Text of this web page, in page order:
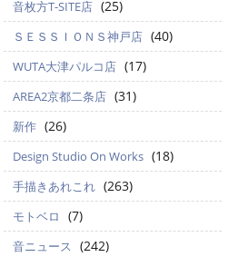
音枚方T-SITE店 (25)
ＳＥＳＳＩＯＮＳ神戸店 (40)
WUTA大津パルコ店 (17)
AREA2京都二条店 (31)
新作 (26)
Design Studio On Works (18)
手描きあれこれ (263)
モトベロ (7)
音ニュース (242)